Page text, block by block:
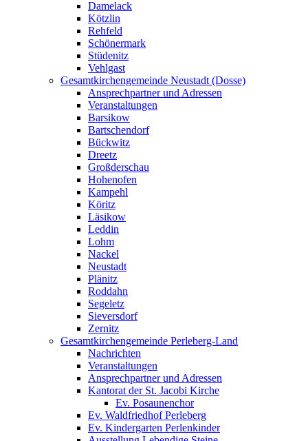
Damelack
Kötzlin
Rehfeld
Schönermark
Stüdenitz
Vehlgast
Gesamtkirchengemeinde Neustadt (Dosse)
Ansprechpartner und Adressen
Veranstaltungen
Barsikow
Bartschendorf
Bückwitz
Dreetz
Großderschau
Hohenofen
Kampehl
Köritz
Läsikow
Leddin
Lohm
Nackel
Neustadt
Plänitz
Roddahn
Segeletz
Sieversdorf
Zernitz
Gesamtkirchengemeinde Perleberg-Land
Nachrichten
Veranstaltungen
Ansprechpartner und Adressen
Kantorat der St. Jacobi Kirche
Ev. Posaunenchor
Ev. Waldfriedhof Perleberg
Ev. Kindergarten Perlenkinder